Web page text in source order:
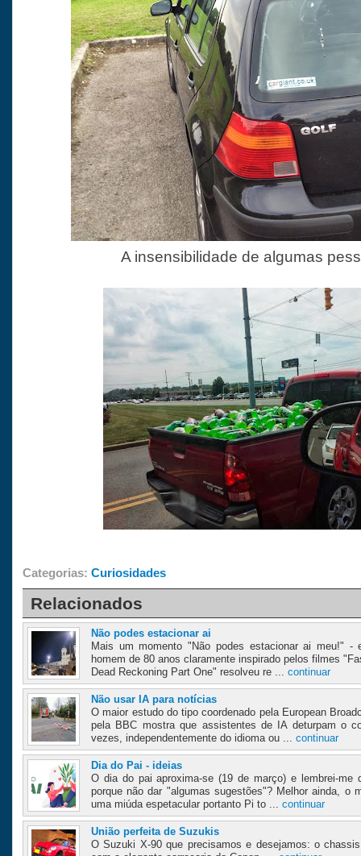
A insensibilidade de algumas
Categorias: Curiosidades
Relacionados
Não podes estacionar ai
Mais um momento "Não podes estacionar ai meu!" -
homem de 80 anos claramente inspirado pelos filmes
Dead Reckoning Part One" resolveu re ... continuar
Não usar IA para notícias
O maior estudo do tipo coordenado pela European
pela BBC mostra que assistentes de IA deturpam o
vezes, independentemente do idioma ou ... continuar
Dia do Pai - ideias
O dia do pai aproxima-se (19 de março) e lembrei-me
porque não dar "algumas sugestões"? Melhor ainda, o
uma miúda espetacular portanto Pi to ... continuar
União perfeita de Suzukis
O Suzuki X-90 que precisamos e desejamos: o